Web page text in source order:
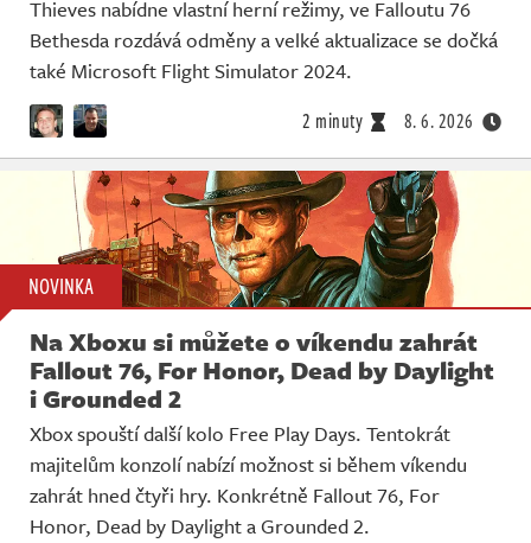
Thieves nabídne vlastní herní režimy, ve Falloutu 76
Bethesda rozdává odměny a velké aktualizace se dočká
také Microsoft Flight Simulator 2024.
2 minuty 8. 6. 2026
NOVINKA
Na Xboxu si můžete o víkendu zahrát
Fallout 76, For Honor, Dead by Daylight
i Grounded 2
Xbox spouští další kolo Free Play Days. Tentokrát
majitelům konzolí nabízí možnost si během víkendu
zahrát hned čtyři hry. Konkrétně Fallout 76, For
Honor, Dead by Daylight a Grounded 2.